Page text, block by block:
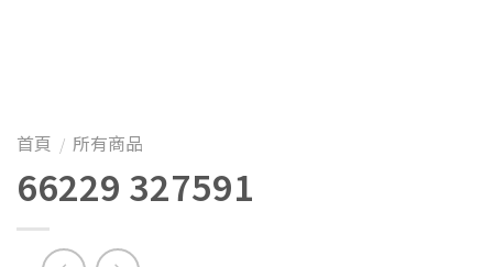
首頁 / 所有商品
66229 327591